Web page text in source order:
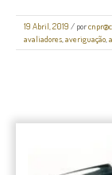
19 Abril, 2019 / por
avaliadores,averiguação,